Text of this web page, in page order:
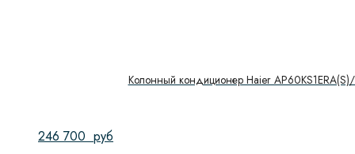
Колонный кондиционер Haier AP60KS1ERA(S)/
246 700 руб